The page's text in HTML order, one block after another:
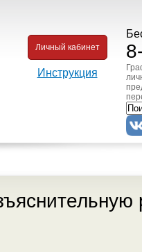
Личный кабинет
Инструкция